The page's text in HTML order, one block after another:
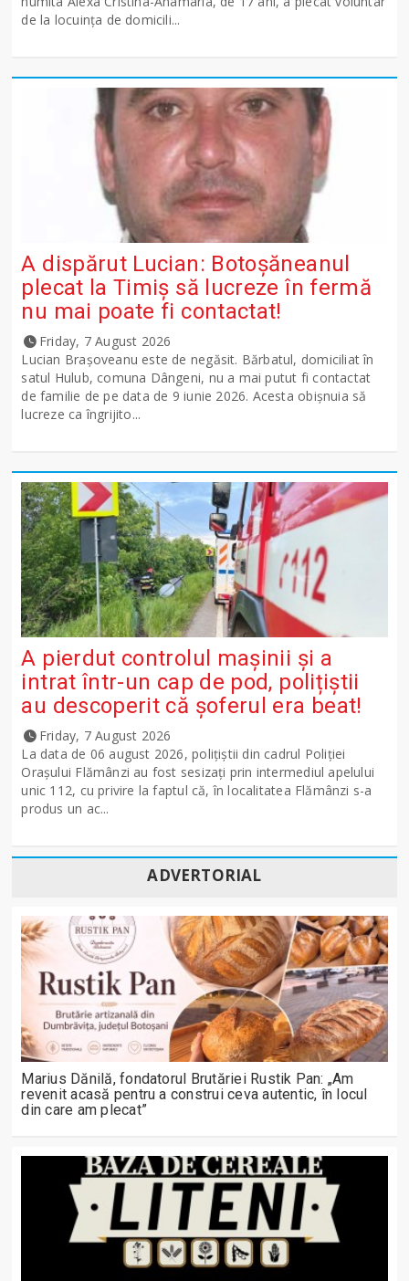
de la locuința de domicili...
A dispărut Lucian: Botoșăneanul
plecat la Timiș să lucreze în fermă
nu mai poate fi contactat!
Friday, 7 August 2026
Lucian Brașoveanu este de negăsit. Bărbatul, domiciliat în
satul Hulub, comuna Dângeni, nu a mai putut fi contactat
de familie de pe data de 9 iunie 2026. Acesta obișnuia să
lucreze ca îngrijito...
A pierdut controlul mașinii și a
intrat într-un cap de pod, polițiștii
au descoperit că șoferul era beat!
Friday, 7 August 2026
La data de 06 august 2026, polițiștii din cadrul Poliției
Orașului Flămânzi au fost sesizați prin intermediul apelului
unic 112, cu privire la faptul că, în localitatea Flămânzi s-a
produs un ac...
ADVERTORIAL
Marius Dănilă, fondatorul Brutăriei Rustik Pan: „Am
revenit acasă pentru a construi ceva autentic, în locul
din care am plecat”